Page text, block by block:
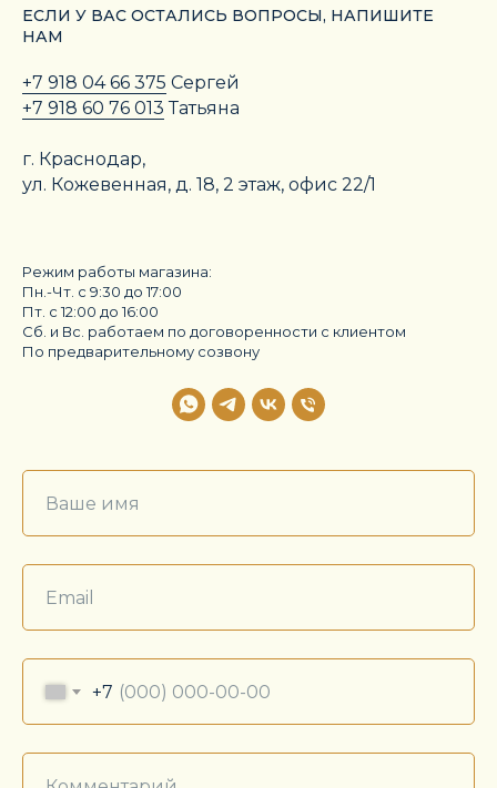
ЕСЛИ У ВАС ОСТАЛИСЬ ВОПРОСЫ, НАПИШИТЕ
НАМ
+7 918 04 66 375 Сергей
+7 918 60 76 013 Татьяна
г. Краснодар,
ул. Кожевенная, д. 18, 2 этаж, офис 22/1
Режим работы магазина:
Пн.-Чт. с 9:30 до 17:00
Пт. с 12:00 до 16:00
Сб. и Вс. работаем по договоренности с клиентом
По предварительному созвону
+7